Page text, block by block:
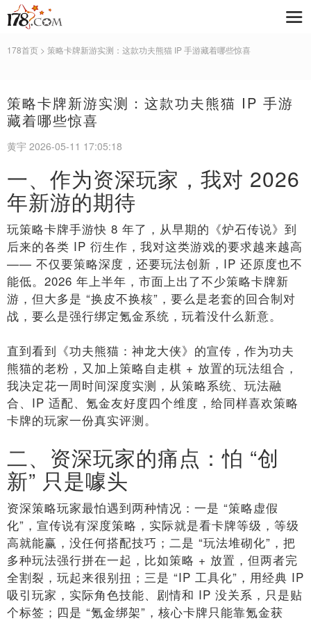
178首页 > 策略卡牌新游实测：这款功夫熊猫 IP 手游藏着哪些惊喜
策略卡牌新游实测：这款功夫熊猫 IP 手游
藏着哪些惊喜
黄宇 2026-05-11 17:05:18
一、作为资深玩家，我对 2026
年新游的期待
玩策略卡牌手游快 8 年了，从早期的《炉石传说》到
后来的各类 IP 衍生作，我对这类游戏的要求越来越高
—— 不仅要策略深度，还要玩法创新，IP 还原度也不
能低。2026 年上半年，市面上出了不少策略卡牌新
游，但大多是 “换皮不换核”，要么是老套的回合制对
战，要么是强行绑定氪金系统，玩着没什么新意。
直到看到《功夫熊猫：神龙大侠》的宣传，作为功夫
熊猫的老粉，又加上策略自走棋 + 放置的玩法组合，
我决定花一周时间深度实测，从策略系统、玩法融
合、IP 适配、氪金友好度四个维度，给同样喜欢策略
卡牌的玩家一份真实评测。
二、资深玩家的痛点：怕 “创
新” 只是噱头
资深策略玩家最怕遇到两种情况：一是 “策略虚假
化”，宣传说有深度策略，实际就是看卡牌等级，等级
高就能赢，没任何搭配技巧；二是 “玩法堆砌化”，把
多种玩法强行拼在一起，比如策略 + 放置，但两者完
全割裂，玩起来很别扭；三是 “IP 工具化”，用经典 IP
吸引玩家，实际角色技能、剧情和 IP 没关系，只是贴
个标签；四是 “氪金绑架”，核心卡牌只能靠氪金获